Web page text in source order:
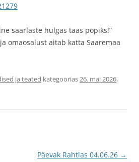
saarlaste hulgas taas popiks!”
omaosalust aitab katta Saaremaa
ja teated kategoorias26. mai 2026,
Päevak Rahtlas 04.06.26 →